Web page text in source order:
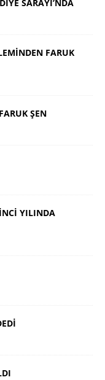
SARAYI’NDA
FARUK
ŞEN
YILINDA